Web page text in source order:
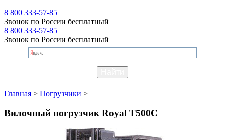
8 800 333-57-85
Звонок по России бесплатный
8 800 333-57-85
Звонок по России бесплатный
Главная > Погрузчики >
Вилочный погрузчик Royal T500C